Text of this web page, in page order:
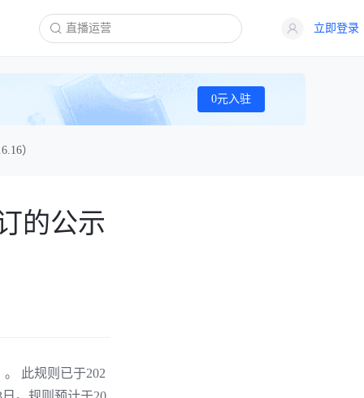
立即登录
0元入驻
）
的公示
此规则已于202